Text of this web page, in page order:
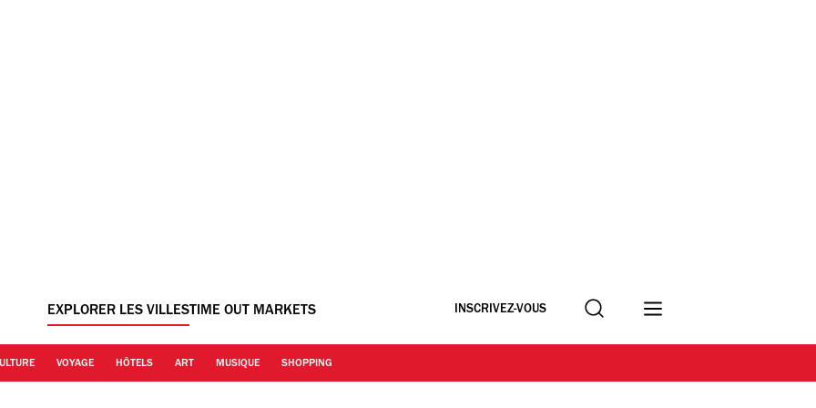
EXPLORER LES VILLESTIME OUT MARKETS INSCRIVEZ-VOUS Recherche
VOYAGE HÔTELS ART MUSIQUE SHOPPING